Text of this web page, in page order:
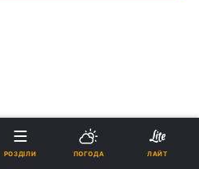
РОЗДІЛИ ПОГОДА ЛАЙТ